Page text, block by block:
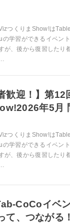
つくりまShow!は
の学習ができるイベン
が、後から復習したり
歓迎！】第
年5月
つくりまShow!は
の学習ができるイベン
が、後から復習したり
CoCoイベ
て、つなが